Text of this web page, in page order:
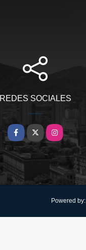
REDES SOCIALES
Facebook
X Instagram
Powered by: